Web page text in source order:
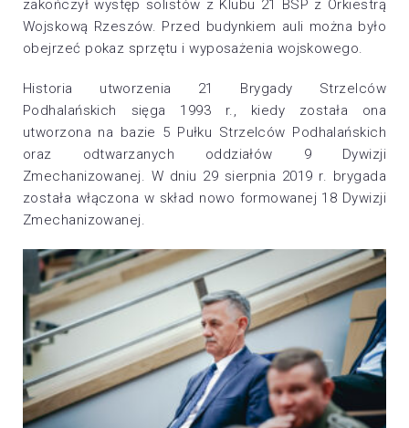
zakończył występ solistów z Klubu 21 BSP z Orkiestrą
Wojskową Rzeszów. Przed budynkiem auli można było
obejrzeć pokaz sprzętu i wyposażenia wojskowego.
Historia utworzenia 21 Brygady Strzelców
Podhalańskich sięga 1993 r., kiedy została ona
utworzona na bazie 5 Pułku Strzelców Podhalańskich
oraz odtwarzanych oddziałów 9 Dywizji
Zmechanizowanej. W dniu 29 sierpnia 2019 r. brygada
została włączona w skład nowo formowanej 18 Dywizji
Zmechanizowanej.